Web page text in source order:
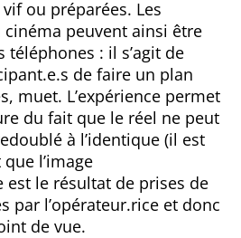
ou préparées. Les
peuvent ainsi être
: il s’agit de
de faire un plan
muet. L’expérience permet
du fait que le réel ne peut
à l’identique (il est
l’image
le résultat de prises de
par l’opérateur.rice et donc
de vue.